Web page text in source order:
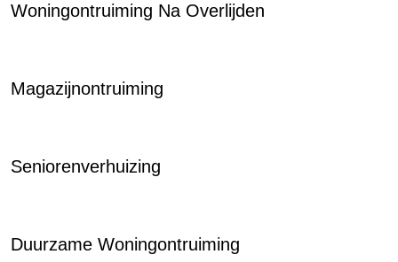
Woningontruiming Na Overlijden
Magazijnontruiming
Seniorenverhuizing
Duurzame Woningontruiming